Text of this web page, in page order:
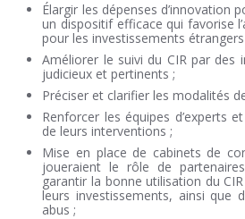
Élargir les dépenses d’innovation
un dispositif efficace qui favorise
pour les investissements étrangers
Améliorer le suivi du CIR par des
judicieux et pertinents ;
Préciser et clarifier les modalités
Renforcer les équipes d’experts
de leurs interventions ;
Mise en place de cabinets de
joueraient le rôle de
garantir la bonne utilisation du
leurs investissements, ainsi que
abus ;